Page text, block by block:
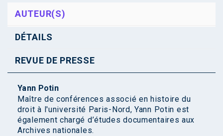
AUTEUR(S)
DÉTAILS
REVUE DE PRESSE
Yann Potin
Maître de conférences associé en histoire du
droit à l'université Paris-Nord, Yann Potin est
également chargé d’études documentaires aux
Archives nationales.